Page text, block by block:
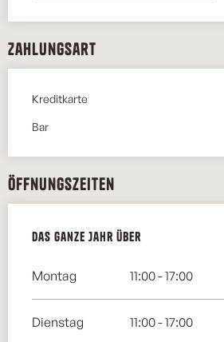
Zahlungsart
Kreditkarte
Bar
Öffnungszeiten
Das ganze Jahr über
Das ganze Jahr über
Montag 11:00 - 17:00
Dienstag 11:00 - 17:00